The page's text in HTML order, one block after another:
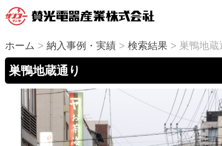
ホーム > 納入事例・実績 > 検索結果 > 巣鴨地蔵
巣鴨地蔵通り